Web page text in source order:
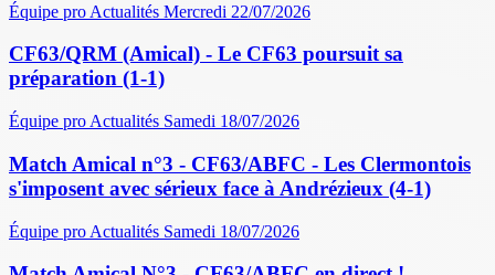
Équipe pro Actualités Mercredi 22/07/2026
CF63/QRM (Amical) - Le CF63 poursuit sa
préparation (1-1)
Équipe pro Actualités Samedi 18/07/2026
Match Amical n°3 - CF63/ABFC - Les Clermontois
s'imposent avec sérieux face à Andrézieux (4-1)
Équipe pro Actualités Samedi 18/07/2026